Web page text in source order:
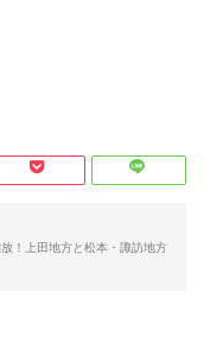
！上田地方と松本・諏訪地方